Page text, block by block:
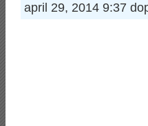
april 29, 2014 9:37